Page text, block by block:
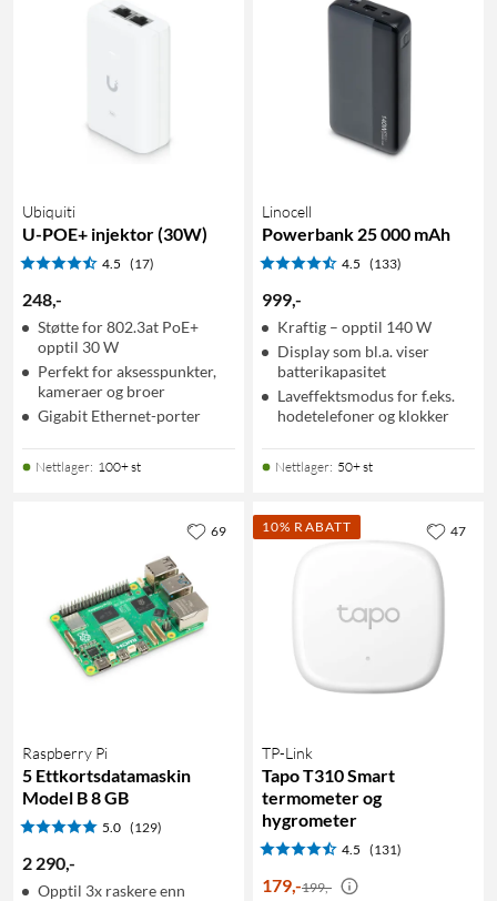
Ubiquiti
U-POE+ injektor (30W)
4.5 (17)
248,-
Støtte for 802.3at PoE+
opptil 30 W
Perfekt for aksesspunkter,
kameraer og broer
Gigabit Ethernet-porter
Nettlager: 100+ st
Linocell
Powerbank 25 000 mAh
4.5 (133)
999,-
Kraftig – opptil 140 W
Display som bl.a. viser
batterikapasitet
Laveffektsmodus for f.eks.
hodetelefoner og klokker
Nettlager: 50+ st
Raspberry Pi
5 Ettkortsdatamaskin
Model B 8 GB
5.0 (129)
2 290,-
Opptil 3x raskere enn
69 10% RABATT
TP-Link
Tapo T310 Smart
termometer og
hygrometer
4.5 (131)
179,-199,-
47